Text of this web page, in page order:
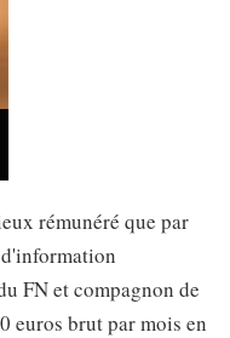
rémunéré que par
FN et compagnon de
euros brut par mois en